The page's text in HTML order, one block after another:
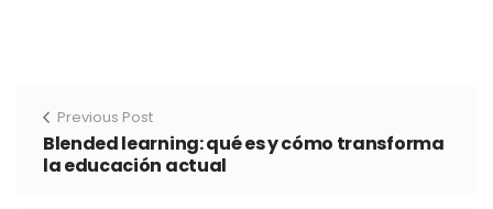
Previous Post
Blended learning: qué es y cómo transforma
la educación actual